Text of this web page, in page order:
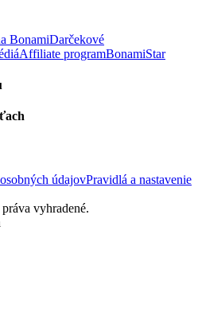
BonamiDarčekové
Affiliate programBonamiStar
údajovPravidlá a nastavenie
vyhradené.